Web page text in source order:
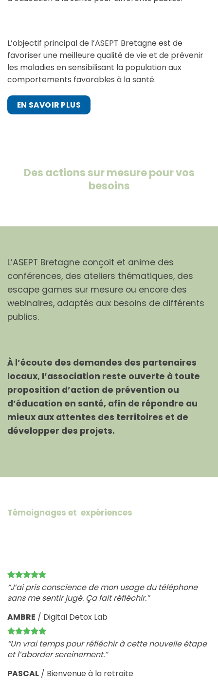
L’objectif principal de l’ASEPT Bretagne est de
favoriser une meilleure qualité de vie et de prévenir
les maladies en sensibilisant la population aux
comportements favorables à la santé.
EN SAVOIR PLUS
Des actions sur mesure pour vos
besoins
L’ASEPT Bretagne conçoit et anime des
conférences, des ateliers thématiques, des
escape games sur mesure ou encore des
webinaires, adaptés aux besoins de différents
publics.
À l’écoute des demandes des partenaires
locaux, l’association reste ouverte à toute
proposition d’action de prévention ou
d’éducation en santé, afin de répondre au
mieux aux attentes des territoires et de
développer des projets.
Témoignages et expériences
“J’ai pris conscience de mon usage du téléphone
sans me sentir jugé. Ça fait réfléchir.”
AMBRE / Digital Detox Lab
“Un vrai temps pour réfléchir à cette nouvelle étape
et l’aborder sereinement.”
PASCAL / Bienvenue à la retraite